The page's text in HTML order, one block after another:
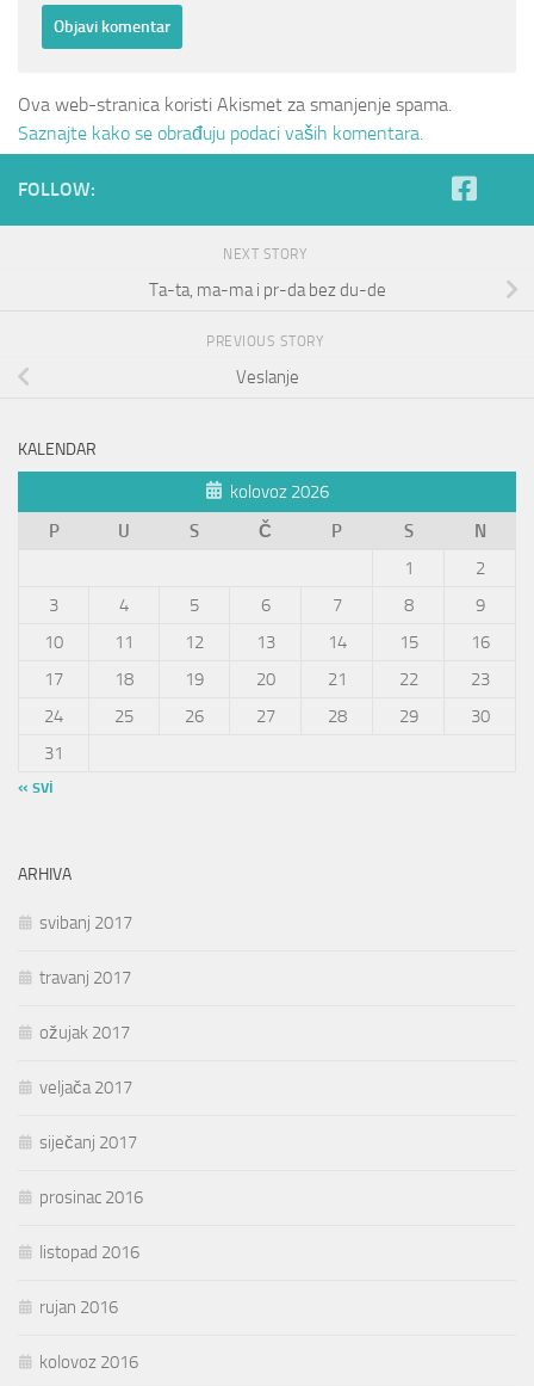
Ova web-stranica koristi Akismet za smanjenje spama.
Saznajte kako se obrađuju podaci vaših komentara.
FOLLOW:
NEXT STORY
Ta-ta, ma-ma i pr-da bez du-de
PREVIOUS STORY
Veslanje
KALENDAR
kolovoz 2026
P
U S Č P S
N
1
2
3
4 5 6 7 8
9
10
11 12 13 14 15
16
17
18 19 20 21 22
23
24
25 26 27 28 29
30
31
« svi
ARHIVA
svibanj 2017
travanj 2017
ožujak 2017
veljača 2017
siječanj 2017
prosinac 2016
listopad 2016
rujan 2016
kolovoz 2016